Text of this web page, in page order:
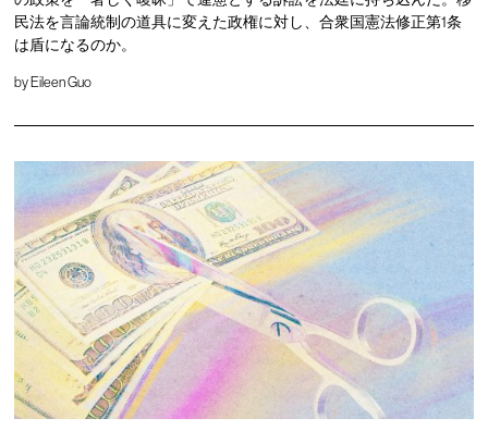
民法を言論統制の道具に変えた政権に対し、合衆国憲法修正第1条
は盾になるのか。
by Eileen Guo